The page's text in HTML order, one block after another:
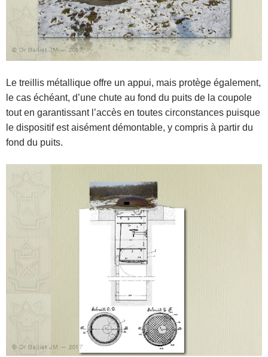
Le treillis métallique offre un appui, mais protège également,
le cas échéant, d’une chute au fond du puits de la coupole
tout en garantissant l’accès en toutes circonstances puisque
le dispositif est aisément démontable, y compris à partir du
fond du puits.